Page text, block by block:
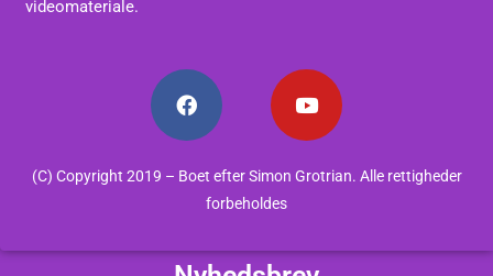
videomateriale.
(C) Copyright 2019 – Boet efter Simon Grotrian. Alle rettigheder
forbeholdes